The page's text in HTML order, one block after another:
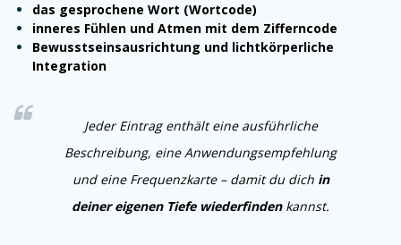
das gesprochene Wort (Wortcode)
inneres Fühlen und Atmen mit dem Zifferncode
Bewusstseinsausrichtung und lichtkörperliche
Integration
Jeder Eintrag enthält eine ausführliche
Beschreibung, eine Anwendungsempfehlung
und eine Frequenzkarte – damit du dich in
deiner eigenen Tiefe wiederfindenkannst.